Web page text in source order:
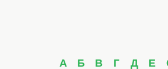
А Б В Г Д Е